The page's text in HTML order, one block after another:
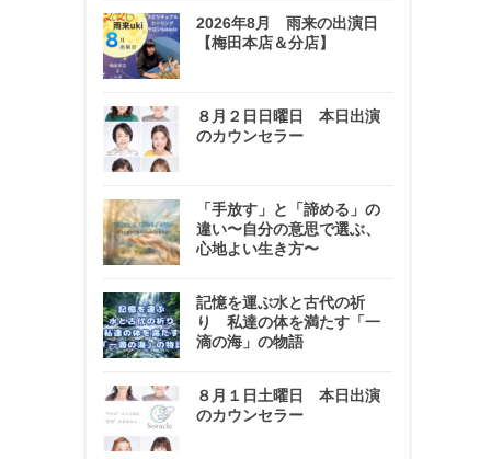
2026年8月 雨来の出演日
【梅田本店＆分店】
８月２日日曜日 本日出演
のカウンセラー
「手放す」と「諦める」の
違い〜自分の意思で選ぶ、
心地よい生き方〜
記憶を運ぶ水と古代の祈
り 私達の体を満たす「一
滴の海」の物語
８月１日土曜日 本日出演
のカウンセラー